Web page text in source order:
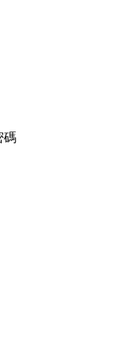
碼